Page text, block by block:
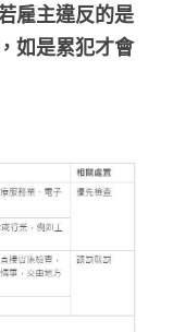
雇主違反的是
如是累犯才會